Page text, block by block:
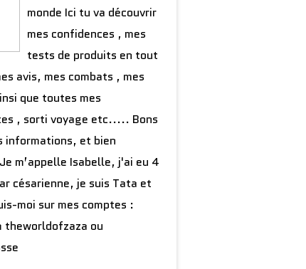
monde Ici tu va découvrir
mes confidences , mes
tests de produits en tout
avis, mes combats , mes
que toutes mes
, sorti voyage etc..... Bons
informations, et bien
m’appelle Isabelle, j'ai eu 4
césarienne, je suis Tata et
moi sur mes comptes :
theworldofzaza ou